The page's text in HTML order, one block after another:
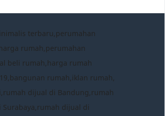
terbaru,perumahan
rumah,perumahan
beli rumah,harga rumah
rumah,iklan rumah,
dijual di Bandung,rumah
dijual di